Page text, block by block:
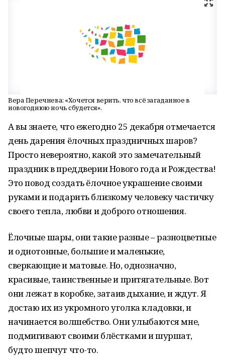
Вера Перечнева: «Хочется верить, что всё загаданное в
новогоднюю ночь сбудется».
А вы знаете, что ежегодно 25 декабря отмечается
день дарения ёлочных праздничных шаров?
Просто невероятно, какой это замечательный
праздник в преддверии Нового года и Рождества!
Это повод создать ёлочное украшение своими
руками и подарить близкому человеку частичку
своего тепла, любви и доброго отношения.
Ёлочные шары, они такие разные – разноцветные
и однотонные, большие и маленькие,
сверкающие и матовые. Но, однозначно,
красивые, таинственные и притягательные. Вот
они лежат в коробке, затаив дыхание, и ждут. Я
достаю их из укромного уголка кладовки, и
начинается волшебство. Они улыбаются мне,
подмигивают своими блёстками и шуршат,
будто шепчут что-то.